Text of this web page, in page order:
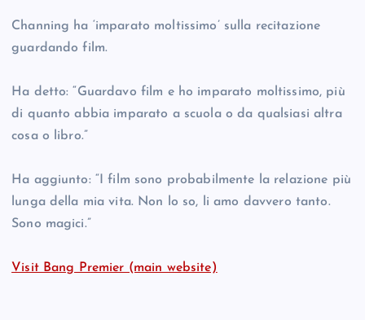
Channing ha ‘imparato moltissimo’ sulla recitazione
guardando film.
Ha detto: “Guardavo film e ho imparato moltissimo, più
di quanto abbia imparato a scuola o da qualsiasi altra
cosa o libro.”
Ha aggiunto: “I film sono probabilmente la relazione più
lunga della mia vita. Non lo so, li amo davvero tanto.
Sono magici.”
Visit Bang Premier (main website)